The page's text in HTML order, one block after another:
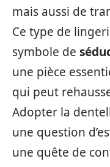
mais aussi de
Ce type de
symbole de
une pièce
qui peut
Adopter la
une question
une quête de